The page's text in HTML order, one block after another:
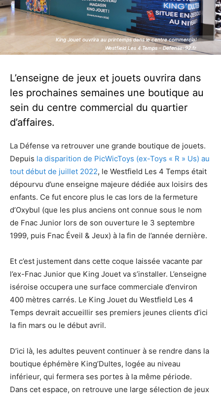
King Jouet ouvrira au printemps dans le centre commercial
Westfield Les 4 Temps - Defense-92.fr
King Jouet ouvrira au printemps dans le centre commercial
Westfield Les 4 Temps - Defense-92.fr
L’enseigne de jeux et jouets ouvrira dans
les prochaines semaines une boutique au
sein du centre commercial du quartier
d’affaires.
La Défense va retrouver une grande boutique de jouets.
Depuis la disparition de PicWicToys (ex-Toys « R » Us) au
tout début de juillet 2022, le Westfield Les 4 Temps était
dépourvu d’une enseigne majeure dédiée aux loisirs des
enfants. Ce fut encore plus le cas lors de la fermeture
d’Oxybul (que les plus anciens ont connue sous le nom
de Fnac Junior lors de son ouverture le 3 septembre
1999, puis Fnac Éveil & Jeux) à la fin de l’année dernière.
Et c’est justement dans cette coque laissée vacante par
l’ex-Fnac Junior que King Jouet va s’installer. L’enseigne
iséroise occupera une surface commerciale d’environ
400 mètres carrés. Le King Jouet du Westfield Les 4
Temps devrait accueillir ses premiers jeunes clients d’ici
la fin mars ou le début avril.
D’ici là, les adultes peuvent continuer à se rendre dans la
boutique éphémère King’Dultes, logée au niveau
inférieur, qui fermera ses portes à la même période.
Dans cet espace, on retrouve une large sélection de jeux